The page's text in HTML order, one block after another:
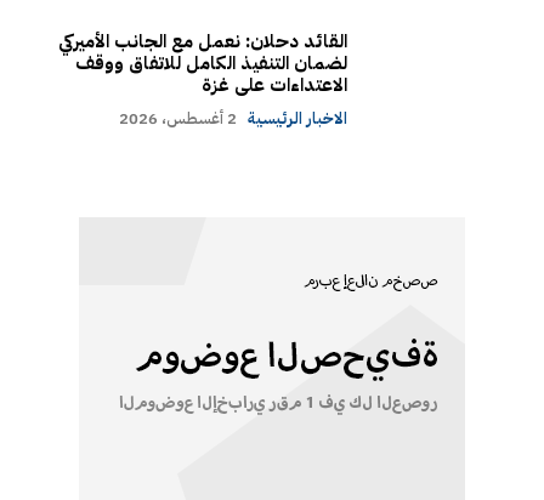
القائد دحلان: نعمل مع الجانب الأميركي
لضمان التنفيذ الكامل للاتفاق ووقف
الاعتداءات على غزة
الاخبار الرئيسية 2 أغسطس، 2026